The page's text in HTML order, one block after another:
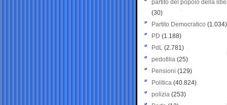
partito del popolo della
(30)
Partito Democratico (1.034)
PD (1.188)
PdL (2.781)
pedofilia (25)
Pensioni (129)
Politica (40.824)
polizia (253)